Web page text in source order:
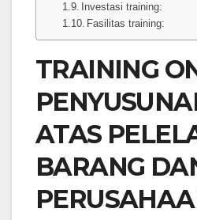
Investasi training:
Fasilitas training:
TRAINING
ATAS
BARANG